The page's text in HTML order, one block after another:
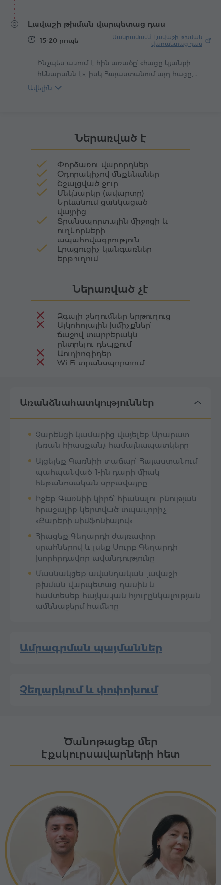
քարանձավ, խոյանում են ժայռից՝ ինչպես
քարացած աղոթք։ Այստեղ լռությունը
կենդանի է՝ լեցուն դարավոր շարականների
Լավաշի թխման վարպետաց դաս
15-20 րոպե
Մանրամասն՝ Լավաշի թխման
վարպետաց դաս
Ինչպես ասում է հին առածը՝ «հացը կյանքի
հենարանն է», իսկ Հայաստանում այդ հացը,
անկասկած, լավաշն է։ Բարակ ու նուրբ,
ընտանեկան ջերմության և սերնդեսերունդ
փոխանցվող ավանդույթների խորհրդանիշ։
Ավելին
Ներառված է
Փորձառու վարորդներ
Օդորակիչով մեքենաներ
Շշալցված ջուր
Մեկնարկը (ավարտը)
Երևանում ցանկացած
վայրից
Տրանսպորտային միջոցի և
ուղևորների
ապահովագրություն
Լրացուցիչ կանգառներ
երթուղում
Ներառված չէ
Զգալի շեղումներ երթուղուց
Ալկոհոլային խմիչքներ՝
ճաշով տարբերակն
ընտրելու դեպքում
Աուդիոգիդեր
Wi-Fi տրանսպորտում
Առանձնահատկություններ
Չարենցի կամարից վայելեք Արարատ
լեռան հիասքանչ համայնապատկերը
Այցելեք Գառնիի տաճար՝ Հայաստանում
պահպանված 1-ին դարի միակ
հեթանոսական սրբավայրը
Իջեք Գառնիի կիրճ՝ հիանալու բնության
հրաշալիք կերտված տպավորիչ
«Քարերի սիմֆոնիայով»
Հիացեք Գեղարդի ժայռափոր
սրահներով և լսեք Սուրբ Գեղարդի
խորհրդավոր ավանդությունը
Մասնակցեք ավանդական լավաշի
թխման վարպետաց դասին և
համտեսեք հայկական հյուրընկալության
ամենաջերմ համերը
Ամրագրման պայմաններ
Չեղարկում և փոփոխում
Ծանոթացեք մեր
էքսկուրսավարների հետ